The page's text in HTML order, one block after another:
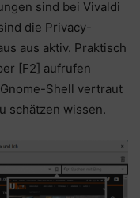
sind bei Vivaldi
die Privacy-
aus aktiv. Praktisch
[F2] aufrufen
Shell vertraut
schätzen wissen.